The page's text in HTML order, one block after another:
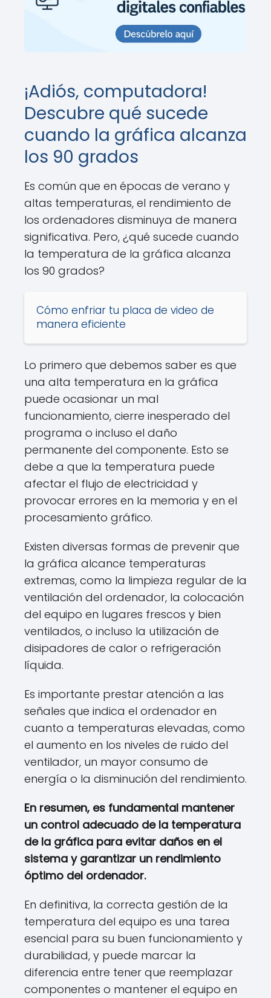
¡Adiós, computadora!
Descubre qué sucede
cuando la gráfica alcanza
los 90 grados
Es común que en épocas de verano y
altas temperaturas, el rendimiento de
los ordenadores disminuya de manera
significativa. Pero, ¿qué sucede cuando
la temperatura de la gráfica alcanza
los 90 grados?
Cómo enfriar tu placa de video de
manera eficiente
Lo primero que debemos saber es que
una alta temperatura en la gráfica
puede ocasionar un mal
funcionamiento, cierre inesperado del
programa o incluso el daño
permanente del componente. Esto se
debe a que la temperatura puede
afectar el flujo de electricidad y
provocar errores en la memoria y en el
procesamiento gráfico.
Existen diversas formas de prevenir que
la gráfica alcance temperaturas
extremas, como la limpieza regular de la
ventilación del ordenador, la colocación
del equipo en lugares frescos y bien
ventilados, o incluso la utilización de
disipadores de calor o refrigeración
líquida.
Es importante prestar atención a las
señales que indica el ordenador en
cuanto a temperaturas elevadas, como
el aumento en los niveles de ruido del
ventilador, un mayor consumo de
energía o la disminución del rendimiento.
En resumen, es fundamental mantener
un control adecuado de la temperatura
de la gráfica para evitar daños en el
sistema y garantizar un rendimiento
óptimo del ordenador.
En definitiva, la correcta gestión de la
temperatura del equipo es una tarea
esencial para su buen funcionamiento y
durabilidad, y puede marcar la
diferencia entre tener que reemplazar
componentes o mantener el equipo en